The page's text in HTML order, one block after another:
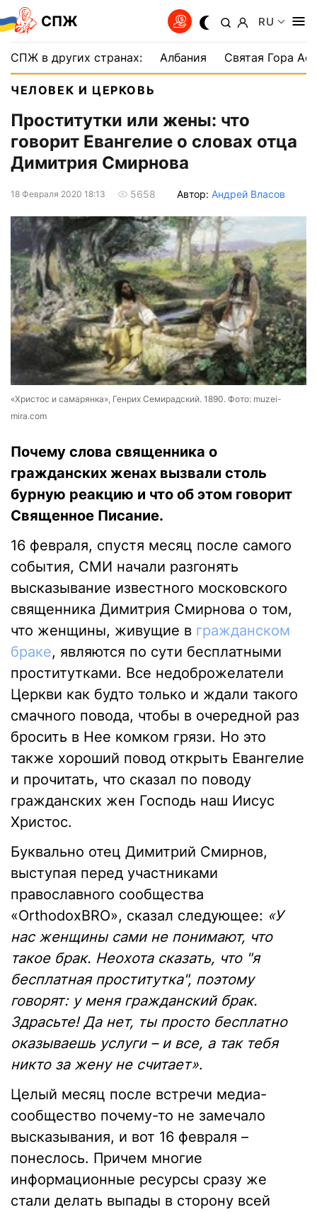
СПЖ RU
СПЖ в других странах: Албания Святая Гора
ЧЕЛОВЕК И ЦЕРКОВЬ
Проститутки или жены: что
говорит Евангелие о словах отца
Димитрия Смирнова
18 Февраля 2020 18:13 5658 Автор: Андрей Власов
«Христос и самарянка», Генрих Семирадский. 1890. Фото: muzei-
mira.com
Почему слова священника о
гражданских женах вызвали столь
бурную реакцию и что об этом говорит
Священное Писание.
16 февраля, спустя месяц после самого
события, СМИ начали разгонять
высказывание известного московского
священника Димитрия Смирнова о том,
что женщины, живущие в гражданском
браке, являются по сути бесплатными
проститутками. Все недоброжелатели
Церкви как будто только и ждали такого
смачного повода, чтобы в очередной раз
бросить в Нее комком грязи. Но это
также хороший повод открыть Евангелие
и прочитать, что сказал по поводу
гражданских жен Господь наш Иисус
Христос.
Буквально отец Димитрий Смирнов,
выступая перед участниками
православного сообщества
«OrthodoxBRO», сказал следующее: «У
нас женщины сами не понимают, что
такое брак. Неохота сказать, что "я
бесплатная проститутка", поэтому
говорят: у меня гражданский брак.
Здрасьте! Да нет, ты просто бесплатно
оказываешь услуги – и все, а так тебя
никто за жену не считает».
Целый месяц после встречи медиа-
сообщество почему-то не замечало
высказывания, и вот 16 февраля –
понеслось. Причем многие
информационные ресурсы сразу же
стали делать выпады в сторону всей